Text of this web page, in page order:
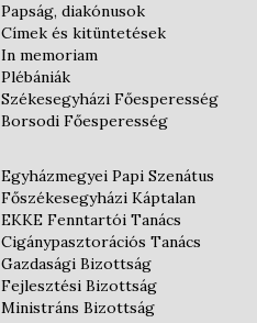
Papság, diakónusok
Címek és kitüntetések
In memoriam
Plébániák
Székesegyházi Főesperesség
Borsodi Főesperesség
Egyházmegyei Papi Szenátus
Főszékesegyházi Káptalan
EKKE Fenntartói Tanács
Cigánypasztorációs Tanács
Gazdasági Bizottság
Fejlesztési Bizottság
Ministráns Bizottság